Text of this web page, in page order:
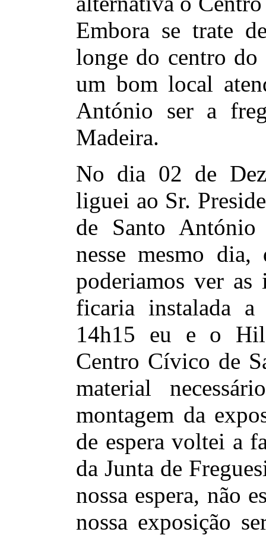
Embora se trate
longe do centro do
um bom local
António ser a
Madeira.
No dia 02 de
liguei ao Sr.
de Santo António
nesse mesmo
poderiamos ver as
ficaria instalada a
14h15 eu e o
Centro Cívico de
material
montagem da
de espera voltei a
da Junta de
nossa espera, não
nossa exposição